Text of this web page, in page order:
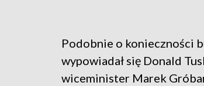
Podobnie o konieczności
wypowiadał się Donald
wiceminister Marek